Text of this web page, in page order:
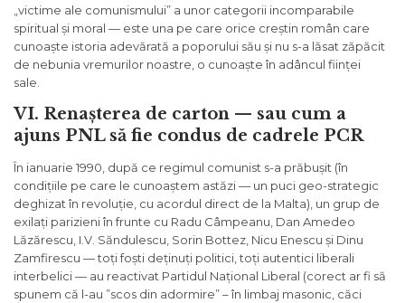
„victime ale comunismului” a unor categorii incomparabile
spiritual și moral — este una pe care orice creștin român care
cunoaște istoria adevărată a poporului său și nu s-a lăsat zăpăcit
de nebunia vremurilor noastre, o cunoaște în adâncul ființei
sale.
VI. Renașterea de carton — sau cum a
ajuns PNL să fie condus de cadrele PCR
În ianuarie 1990, după ce regimul comunist s-a prăbușit (în
condițiile pe care le cunoaștem astăzi — un puci geo-strategic
deghizat în revoluție, cu acordul direct de la Malta), un grup de
exilați parizieni în frunte cu Radu Câmpeanu, Dan Amedeo
Lăzărescu, I.V. Săndulescu, Sorin Bottez, Nicu Enescu și Dinu
Zamfirescu — toți foști deținuți politici, toți autentici liberali
interbelici — au reactivat Partidul Național Liberal (corect ar fi să
spunem că l-au ”scos din adormire” – în limbaj masonic, căci